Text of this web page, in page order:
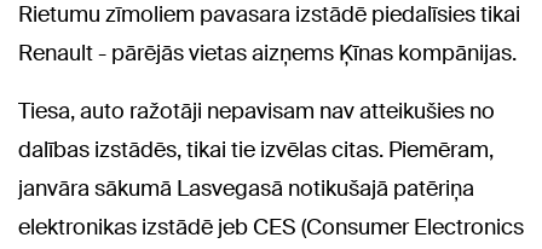
Rietumu zīmoliem pavasara izstādē piedalīsies tikai
Renault - pārējās vietas aizņems Ķīnas kompānijas.
Tiesa, auto ražotāji nepavisam nav atteikušies no
dalības izstādēs, tikai tie izvēlas citas. Piemēram,
janvāra sākumā Lasvegasā notikušajā patēriņa
elektronikas izstādē jeb CES (Consumer Electronics